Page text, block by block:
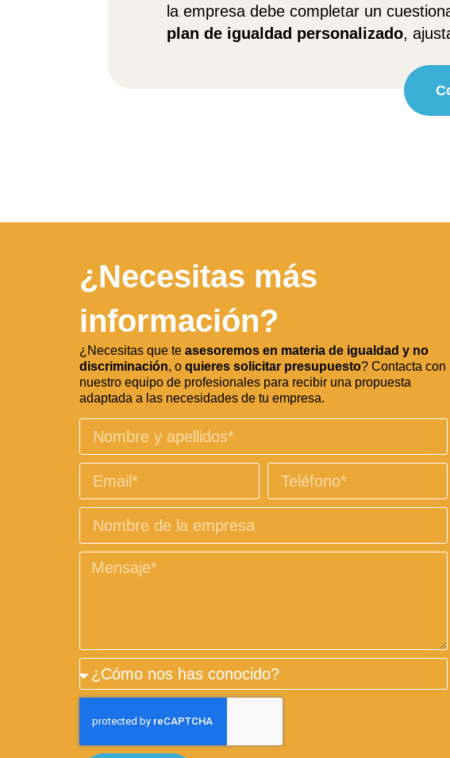
la empresa debe completar un
plan de igualdad personalizado,
¿Necesitas más
información?
¿Necesitas que te asesoremos en materia de igualdad y no
discriminación, o quieres solicitar presupuesto? Contacta con
nuestro equipo de profesionales para recibir una propuesta
adaptada a las necesidades de tu empresa.